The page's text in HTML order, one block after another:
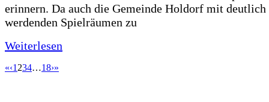
erinnern. Da auch die Gemeinde Holdorf mit deutlich
werdenden Spielräumen zu
Weiterlesen
«‹1 234…18›»